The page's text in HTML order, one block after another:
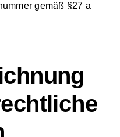
gemäß §27 a